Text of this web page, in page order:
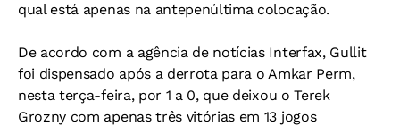
qual está apenas na antepenúltima colocação.
De acordo com a agência de notícias Interfax, Gullit
foi dispensado após a derrota para o Amkar Perm,
nesta terça-feira, por 1 a 0, que deixou o Terek
Grozny com apenas três vitórias em 13 jogos